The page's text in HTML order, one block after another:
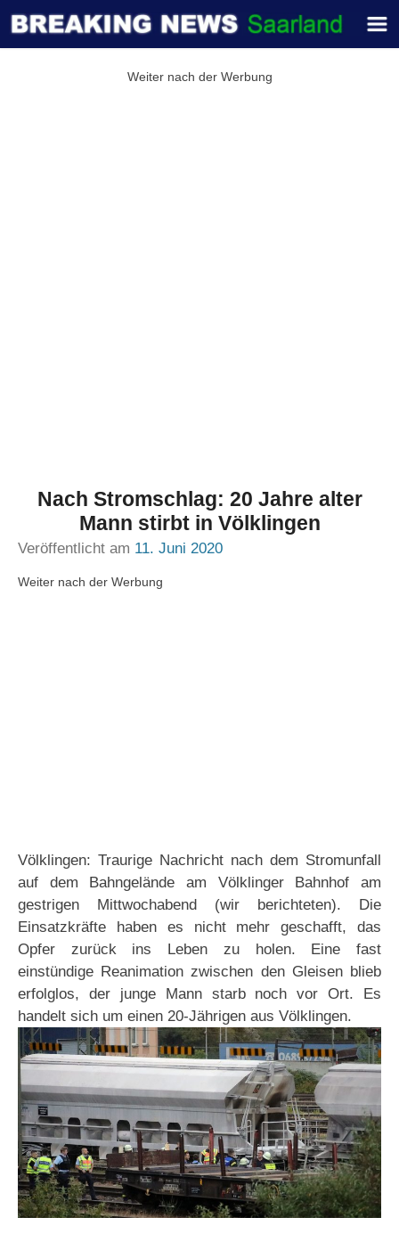
Weiter nach der Werbung
Nach Stromschlag: 20 Jahre alter
Mann stirbt in Völklingen
Veröffentlicht am 11. Juni 2020
Weiter nach der Werbung
Völklingen: Traurige Nachricht nach dem Stromunfall
auf dem Bahngelände am Völklinger Bahnhof am
gestrigen Mittwochabend (wir berichteten). Die
Einsatzkräfte haben es nicht mehr geschafft, das
Opfer zurück ins Leben zu holen. Eine fast
einstündige Reanimation zwischen den Gleisen blieb
erfolglos, der junge Mann starb noch vor Ort. Es
handelt sich um einen 20-Jährigen aus Völklingen.